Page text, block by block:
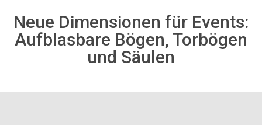
Neue Dimensionen für Events:
Aufblasbare Bögen, Torbögen
und Säulen